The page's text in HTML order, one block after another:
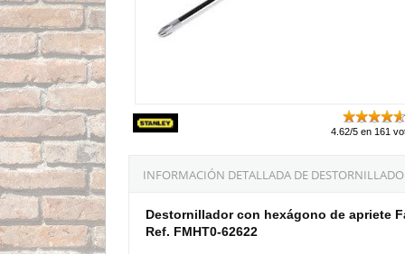
4.62/5 en 161
INFORMACIÓN DETALLADA DE
Destornillador con hexágono de apriete
Ref. FMHT0-62622